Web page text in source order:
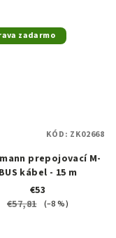
zadarmo
prepojovací M-
BUS kábel - 15 m
€53
€57,81
(–8 %)
KÓD: ZK02668